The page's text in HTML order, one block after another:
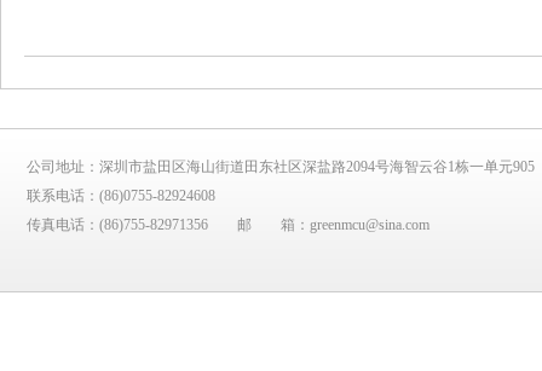
公司地址：深圳市盐田区海山街道田东社区深盐路2094号海智云谷1栋一单元905
联系电话： (86)0755-82924608
传真电话： (86)755-82971356 邮 箱： greenmcu@sina.com